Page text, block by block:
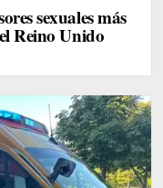
sexuales más
Reino Unido